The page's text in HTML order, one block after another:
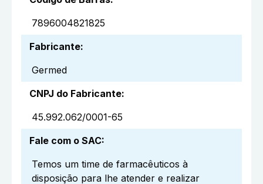
7896004821825
Fabricante:
Germed
CNPJ do Fabricante:
45.992.062/0001-65
Fale com o SAC:
Temos um time de farmacêuticos à
disposição para lhe atender e realizar